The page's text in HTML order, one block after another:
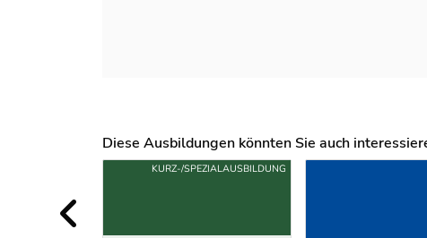
Diese Ausbildungen könnten Sie auch
Uber weitere Ausbildungsvorschläge
KURZ-/SPEZIALAUSBILDUNG